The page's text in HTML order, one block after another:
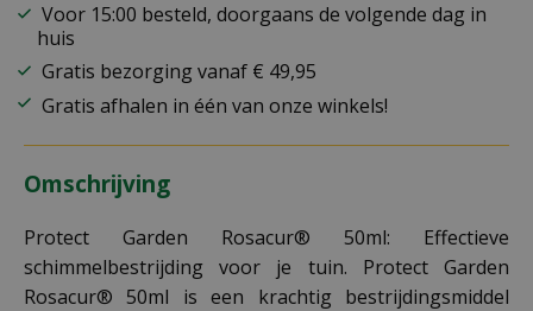
Voor 15:00 besteld, doorgaans de volgende dag in
huis
Gratis bezorging vanaf € 49,95
Gratis afhalen in één van onze winkels!
Omschrijving
Protect Garden Rosacur® 50ml: Effectieve
schimmelbestrijding voor je tuin. Protect Garden
Rosacur® 50ml is een krachtig bestrijdingsmiddel